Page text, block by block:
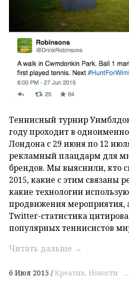
Теннисный турнир
году проходит в
Лондона с 29 июня по 12
рекламный плацдарм для
брендов. Мы выяснили, кто
2015, какие с этим связаны
какие технологии
продвижения мероприятия,
Twitter-статистика
популярных теннисистов
Читать дальше →
6 Июл 2015 Креатив Новости